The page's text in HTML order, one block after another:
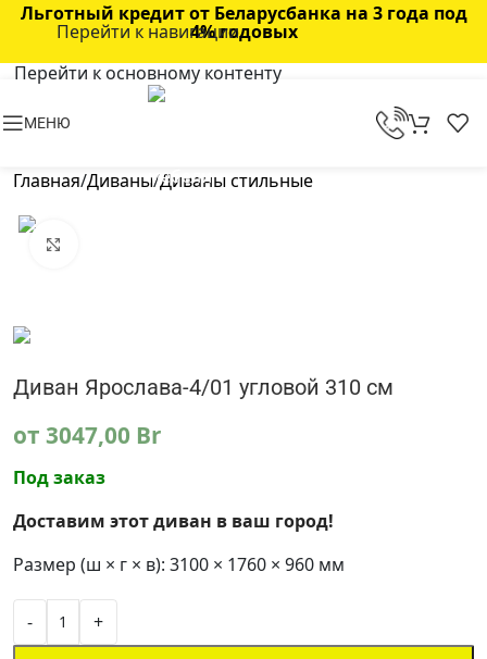
Перейти к навигации
Перейти к основному контенту
Льготный кредит от Беларусбанка на 3 года под
4% годовых
МЕНЮ
Главная/Диваны/Диваны стильные
Диван Ярослава-4/01 угловой 310 см
от 3047,00 Br
Под заказ
Доставим этот диван в ваш город!
Размер (ш × г × в): 3100 × 1760 × 960 мм
- +